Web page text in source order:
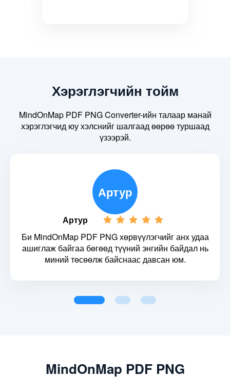
Хэрэглэгчийн тойм
MindOnMap PDF PNG Converter-ийн талаар манай
хэрэглэгчид юу хэлснийг шалгаад өөрөө туршаад
үзээрэй.
Артур
Артур
Би MindOnMap PDF PNG хөрвүүлэгчийг анх удаа
ашиглаж байгаа бөгөөд түүний энгийн байдал нь
миний төсөөлж байснаас давсан юм.
MindOnMap PDF PNG